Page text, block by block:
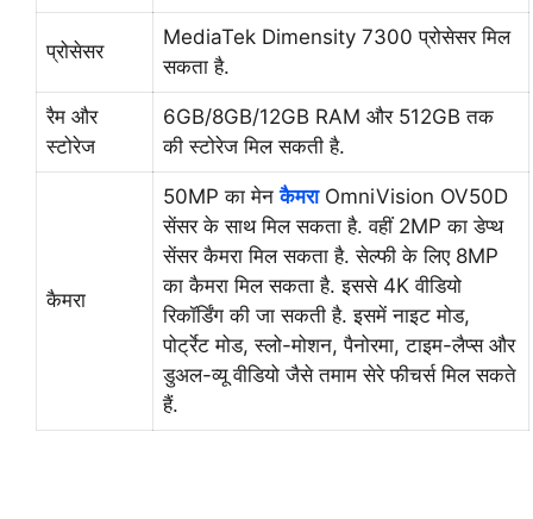
प्रोसेसर
MediaTek Dimensity 7300 प्रोसेसर मिल
सकता है.
रैम और
स्टोरेज
6GB/8GB/12GB RAM और 512GB तक
की स्टोरेज मिल सकती है.
कैमरा
50MP का मेनकैमरा OmniVision OV50D
सेंसर के साथ मिल सकता है. वहीं 2MP का डेप्थ
सेंसर कैमरा मिल सकता है. सेल्फी के लिए 8MP
का कैमरा मिल सकता है. इससे 4K वीडियो
रिकॉर्डिंग की जा सकती है. इसमें नाइट मोड,
पोर्ट्रेट मोड, स्लो-मोशन, पैनोरमा, टाइम-लैप्स और
डुअल-व्यू वीडियो जैसे तमाम सेरे फीचर्स मिल सकते
हैं.